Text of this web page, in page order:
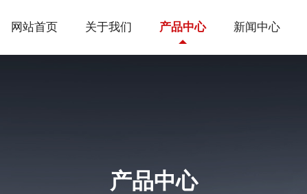
网站首页 关于我们 产品中心 新闻中心
产品中心